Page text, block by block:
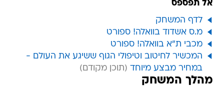
אל תפספס
לדף המשחק
מ.ס אשדוד בוואלה! ספורט
מכבי ת"א בוואלה! ספורט
המכשיר לחיטוב וטיפולי הגוף ששיגע את העולם -
במחיר מבצע מיוחד
מהלך המשחק